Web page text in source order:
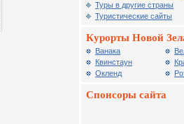
Туры в другие страны
Туристические сайты
Курорты Новой
Ванака
Квинстаун
Окленд
Спонсоры сайта